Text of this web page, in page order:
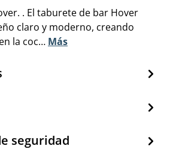
. El taburete de bar Hover
claro y moderno, creando
la coc… Más
seguridad